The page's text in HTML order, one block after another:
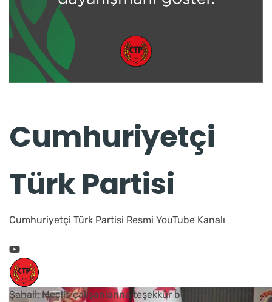
Cumhuriyetçi
Türk Partisi
Cumhuriyetçi Türk Partisi Resmi YouTube Kanalı
Şahali: Meclis çalışanlarına teşekkür borcumuz vardır